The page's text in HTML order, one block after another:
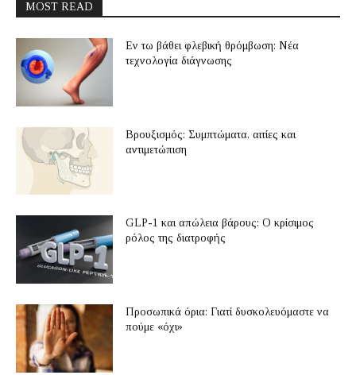
MOST READ
Εν τω βάθει φλεβική θρόμβωση: Νέα
τεχνολογία διάγνωσης
Βρουξισμός: Συμπτώματα, αιτίες και
αντιμετώπιση
GLP-1 και απώλεια βάρους: Ο κρίσιμος
ρόλος της διατροφής
Προσωπικά όρια: Γιατί δυσκολευόμαστε να
πούμε «όχι»